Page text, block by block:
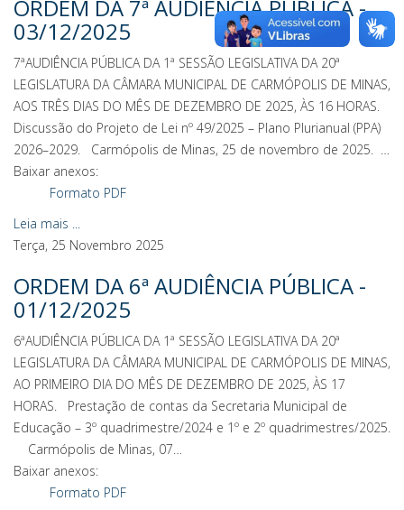
ORDEM DA 7ª AUDIÊNCIA PÚBLICA -
03/12/2025
7ªAUDIÊNCIA PÚBLICA DA 1ª SESSÃO LEGISLATIVA DA 20ª
LEGISLATURA DA CÂMARA MUNICIPAL DE CARMÓPOLIS DE MINAS,
AOS TRÊS DIAS DO MÊS DE DEZEMBRO DE 2025, ÀS 16 HORAS.
Discussão do Projeto de Lei nº 49/2025 – Plano Plurianual (PPA)
2026–2029. Carmópolis de Minas, 25 de novembro de 2025. …
Baixar anexos:
Formato PDF
Leia mais ...
Terça, 25 Novembro 2025
ORDEM DA 6ª AUDIÊNCIA PÚBLICA -
01/12/2025
6ªAUDIÊNCIA PÚBLICA DA 1ª SESSÃO LEGISLATIVA DA 20ª
LEGISLATURA DA CÂMARA MUNICIPAL DE CARMÓPOLIS DE MINAS,
AO PRIMEIRO DIA DO MÊS DE DEZEMBRO DE 2025, ÀS 17
HORAS. Prestação de contas da Secretaria Municipal de
Educação – 3º quadrimestre/2024 e 1º e 2º quadrimestres/2025.
Carmópolis de Minas, 07…
Baixar anexos:
Formato PDF